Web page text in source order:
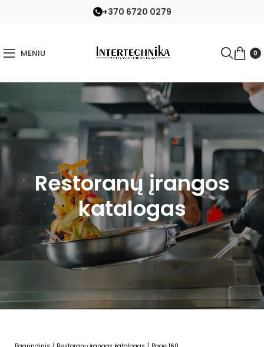
+370 6720 0279
MENIU 0
Restoranų įrangos
katalogas